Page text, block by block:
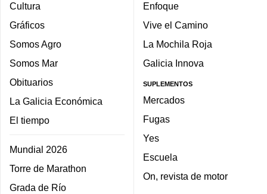
Cultura
Gráficos
Somos Agro
Somos Mar
Obituarios
La Galicia Económica
El tiempo
Mundial 2026
Torre de Marathon
Grada de Río
Enfoque
Vive el Camino
La Mochila Roja
Galicia Innova
SUPLEMENTOS
Mercados
Fugas
Yes
Escuela
On, revista de motor